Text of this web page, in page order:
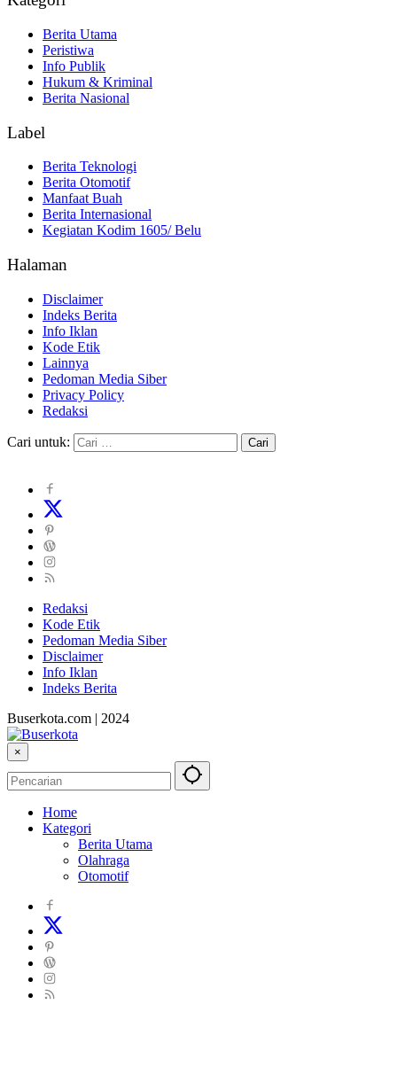
Berita Utama
Peristiwa
Info Publik
Hukum & Kriminal
Berita Nasional
Label
Berita Teknologi
Berita Otomotif
Manfaat Buah
Berita Internasional
Kegiatan Kodim 1605/ Belu
Halaman
Disclaimer
Indeks Berita
Info Iklan
Kode Etik
Lainnya
Pedoman Media Siber
Privacy Policy
Redaksi
Cari untuk:
Redaksi
Kode Etik
Pedoman Media Siber
Disclaimer
Info Iklan
Indeks Berita
Buserkota.com | 2024
×
Home
Kategori
Berita Utama
Olahraga
Otomotif